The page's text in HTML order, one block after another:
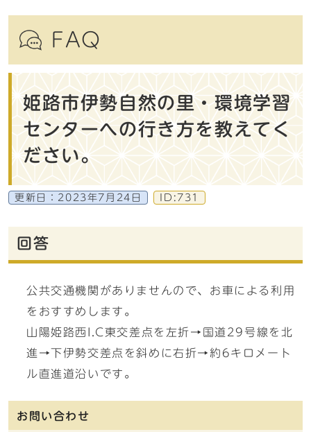
FAQ
姫路市伊勢自然の里・環境学習
センターへの行き方を教えてく
ださい。
更新日： 2023年7月24日 ID:731
回答
公共交通機関がありませんので、お車による利用
をおすすめします。
山陽姫路西I.C東交差点を左折→国道29号線を北
進→下伊勢交差点を斜めに右折→約6キロメート
ル直進道沿いです。
お問い合わせ